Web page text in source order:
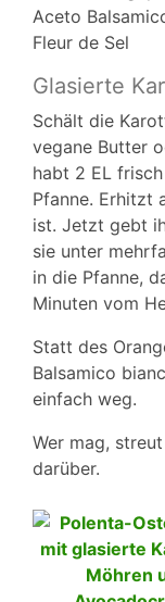
Aceto
Fleur de Sel
Glasierte
Schält die
vegane Butter
habt 2 EL
Pfanne. Erhitzt
ist. Jetzt gebt
sie unter
in die Pfanne,
Minuten vom
Statt des
Balsamico
einfach weg.
Wer mag,
darüber.